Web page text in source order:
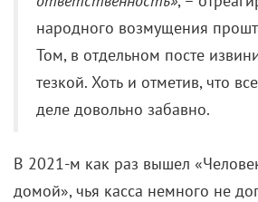
народного возмущения
Том, в отдельном посте
тезкой. Хоть и отметив, что
деле довольно забавно.
В 2021-м как раз вышел
домой», чья касса немного не